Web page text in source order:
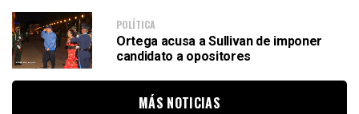
POLÍTICA
Ortega acusa a Sullivan de imponer
candidato a opositores
MÁS NOTICIAS